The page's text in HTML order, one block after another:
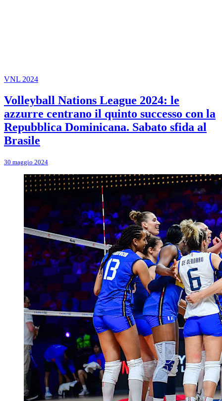
VNL 2024
Volleyball Nations League 2024: le
azzurre centrano il quinto successo con la
Repubblica Dominicana. Sabato sfida al
Brasile
30 maggio 2024